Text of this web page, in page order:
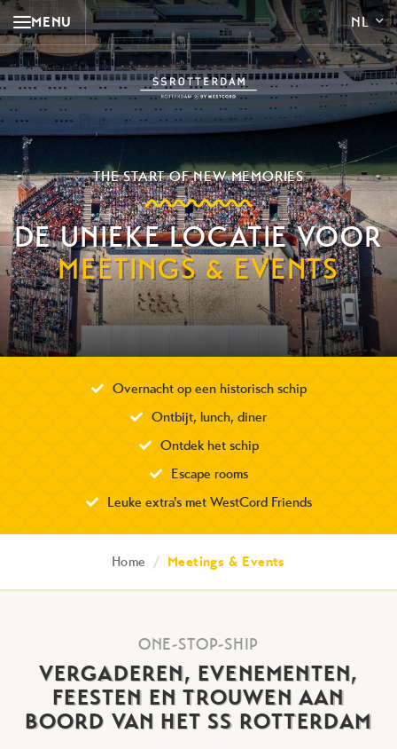
MENU
THE START OF NEW MEMORIES
DE UNIEKE LOCATIE VOOR
MEETINGS & EVENTS
Overnacht op een historisch schip
Ontbijt, lunch, diner
Ontdek het schip
Escape rooms
Leuke extra's met WestCord Friends
Home / Meetings & Events
ONE-STOP-SHIP
VERGADEREN, EVENEMENTEN,
FEESTEN EN TROUWEN AAN
BOORD VAN HET SS ROTTERDAM